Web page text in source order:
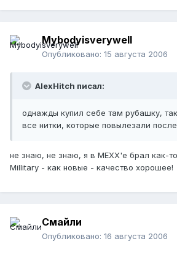
Mybodyisverywell
Опубликовано: 15 августа 2006
AlexHitch писал:
однажды купил себе там рубашку,
все нитки, которые повылезали
не знаю, не знаю, я в МЕХХ'е брал как-
Millitary - как новые - качество хорошее!
Смайли
Опубликовано: 16 августа 2006